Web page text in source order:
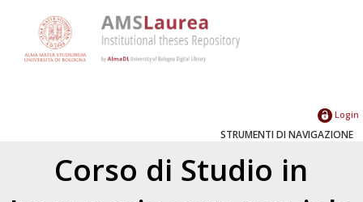
Login
STRUMENTI DI NAVIGAZIONE
Corso di Studio in